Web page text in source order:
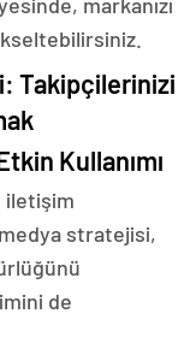
Takipçilerinizi
Kullanımı
iletişim
stratejisi,
de